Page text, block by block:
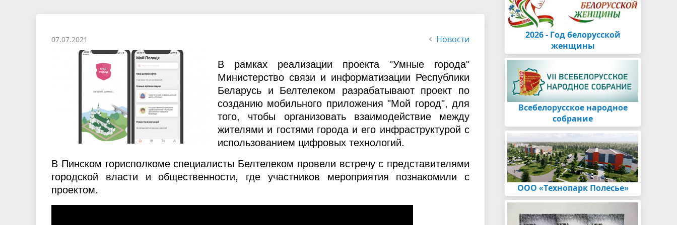
Социальные стандарты по
Пинска
Об использовании воздушного
07.07.2021 Новости
В рамках реализации проекта "Умные города"
Министерство связи и информатизации Республики
Беларусь и Белтелеком разрабатывают проект по
созданию мобильного приложения "Мой город", для
того, чтобы организовать взаимодействие между
жителями и гостями города и его инфраструктурой с
использованием цифровых технологий.
В Пинском горисполкоме специалисты Белтелеком провели встречу с представителями
городской власти и общественности, где участников мероприятия познакомили с
проектом.
2026 - Год белорусской
женщины
Всебелорусское народное
собрание
ООО «Технопарк Полесье»